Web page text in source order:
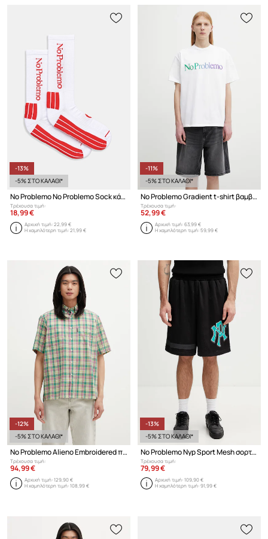
-13%
-5% ΣΤΟ ΚΑΛΑΘΙ*
No Problemo No Problemo Sock κάλτσες Ανδρικές
Τρέχουσα τιμή:
18,99 €
Αρχική τιμή:22,99 €
Η χαμηλότερη τιμή:21,99 €
-11%
-5% ΣΤΟ ΚΑΛΑΘΙ*
No Problemo Gradient t-shirt βαμβακερό ανδρικό
Τρέχουσα τιμή:
52,99 €
Αρχική τιμή:63,99 €
Η χαμηλότερη τιμή:59,99 €
-12%
-5% ΣΤΟ ΚΑΛΑΘΙ*
No Problemo Alieno Embroidered πουκάμισο βαμβακερό Ανδρικό
Τρέχουσα τιμή:
94,99 €
Αρχική τιμή:129,90 €
Η χαμηλότερη τιμή:108,99 €
-13%
-5% ΣΤΟ ΚΑΛΑΘΙ*
No Problemo Nyp Sport Mesh σορτς Ανδρικά
Τρέχουσα τιμή:
79,99 €
Αρχική τιμή:109,90 €
Η χαμηλότερη τιμή:91,99 €